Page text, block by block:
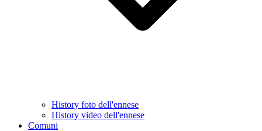
History foto dell'ennese
History video dell'ennese
Comuni